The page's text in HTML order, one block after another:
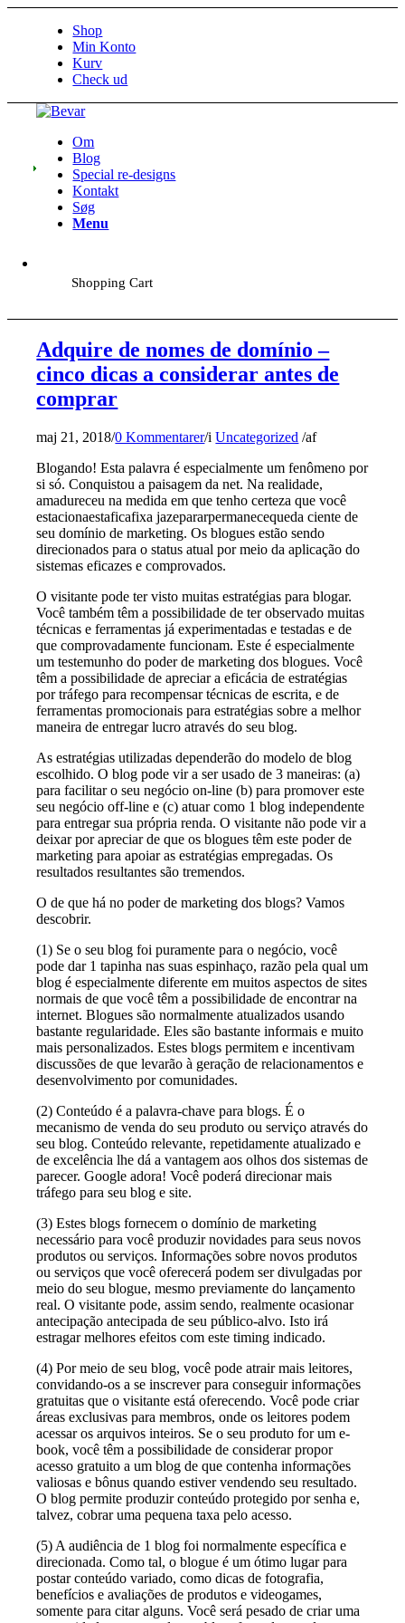
Shop
Min Konto
Kurv
Check ud
Om
Blog
Special re-designs
Kontakt
Søg
Menu
Shopping Cart
Adquire de nomes de domínio –
cinco dicas a considerar antes de
comprar
maj 21, 2018/0 Kommentarer/iUncategorized /af
Blogando! Esta palavra é especialmente um fenômeno por
si só. Conquistou a paisagem da net. Na realidade,
amadureceu na medida em que tenho certeza que você
estacionaestaficafixa jazepararpermanecequeda ciente de
seu domínio de marketing. Os blogues estão sendo
direcionados para o status atual por meio da aplicação do
sistemas eficazes e comprovados.
O visitante pode ter visto muitas estratégias para blogar.
Você também têm a possibilidade de ter observado muitas
técnicas e ferramentas já experimentadas e testadas e de
que comprovadamente funcionam. Este é especialmente
um testemunho do poder de marketing dos blogues. Você
têm a possibilidade de apreciar a eficácia de estratégias
por tráfego para recompensar técnicas de escrita, e de
ferramentas promocionais para estratégias sobre a melhor
maneira de entregar lucro através do seu blog.
As estratégias utilizadas dependerão do modelo de blog
escolhido. O blog pode vir a ser usado de 3 maneiras: (a)
para facilitar o seu negócio on-line (b) para promover este
seu negócio off-line e (c) atuar como 1 blog independente
para entregar sua própria renda. O visitante não pode vir a
deixar por apreciar de que os blogues têm este poder de
marketing para apoiar as estratégias empregadas. Os
resultados resultantes são tremendos.
O de que há no poder de marketing dos blogs? Vamos
descobrir.
(1) Se o seu blog foi puramente para o negócio, você
pode dar 1 tapinha nas suas espinhaço, razão pela qual um
blog é especialmente diferente em muitos aspectos de sites
normais de que você têm a possibilidade de encontrar na
internet. Blogues são normalmente atualizados usando
bastante regularidade. Eles são bastante informais e muito
mais personalizados. Estes blogs permitem e incentivam
discussões de que levarão à geração de relacionamentos e
desenvolvimento por comunidades.
(2) Conteúdo é a palavra-chave para blogs. É o
mecanismo de venda do seu produto ou serviço através do
seu blog. Conteúdo relevante, repetidamente atualizado e
de excelência lhe dá a vantagem aos olhos dos sistemas de
parecer. Google adora! Você poderá direcionar mais
tráfego para seu blog e site.
(3) Estes blogs fornecem o domínio de marketing
necessário para você produzir novidades para seus novos
produtos ou serviços. Informações sobre novos produtos
ou serviços que você oferecerá podem ser divulgadas por
meio do seu blogue, mesmo previamente do lançamento
real. O visitante pode, assim sendo, realmente ocasionar
antecipação antecipada de seu público-alvo. Isto irá
estragar melhores efeitos com este timing indicado.
(4) Por meio de seu blog, você pode atrair mais leitores,
convidando-os a se inscrever para conseguir informações
gratuitas que o visitante está oferecendo. Você pode criar
áreas exclusivas para membros, onde os leitores podem
acessar os arquivos inteiros. Se o seu produto for um e-
book, você têm a possibilidade de considerar propor
acesso gratuito a um blog de que contenha informações
valiosas e bônus quando estiver vendendo seu resultado.
O blog permite produzir conteúdo protegido por senha e,
talvez, cobrar uma pequena taxa pelo acesso.
(5) A audiência de 1 blog foi normalmente específica e
direcionada. Como tal, o blogue é um ótimo lugar para
postar conteúdo variado, como dicas de fotografia,
benefícios e avaliações de produtos e videogames,
somente para citar alguns. Você será pesado de criar uma